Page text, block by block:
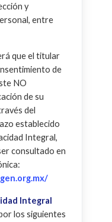
y
entre
que el titular
de
NO
de su
del
establecido
Integral,
consultado en
Integral
los siguientes